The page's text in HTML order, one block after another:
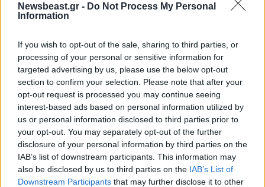
Newsbeast.gr - Do Not Process My Personal
Information
If you wish to opt-out of the sale, sharing to third parties, or
processing of your personal or sensitive information for
targeted advertising by us, please use the below opt-out
section to confirm your selection. Please note that after your
opt-out request is processed you may continue seeing
interest-based ads based on personal information utilized by
us or personal information disclosed to third parties prior to
your opt-out. You may separately opt-out of the further
disclosure of your personal information by third parties on the
IAB’s list of downstream participants. This information may
also be disclosed by us to third parties on the IAB’s List of
Downstream Participants that may further disclose it to other
LIFESTYLE08·08·2026 11:32
μήνας του μέλιτος συνεχίζεται – Από τη
Moorea στα ονειρικά Μπόρα Μπόρα